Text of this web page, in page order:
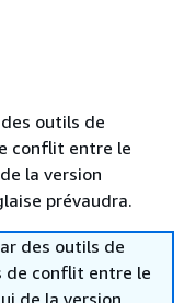
outils de
conflit entre le
la version
prévaudra.
des outils de
de conflit entre le
de la version